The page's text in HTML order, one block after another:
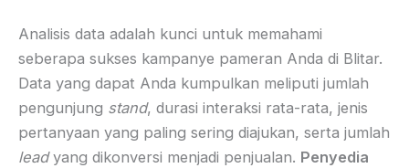
Analisis data adalah kunci untuk memahami
seberapa sukses kampanye pameran Anda di Blitar.
Data yang dapat Anda kumpulkan meliputi jumlah
pengunjung stand, durasi interaksi rata-rata, jenis
pertanyaan yang paling sering diajukan, serta jumlah
leadyang dikonversi menjadi penjualan. Penyedia